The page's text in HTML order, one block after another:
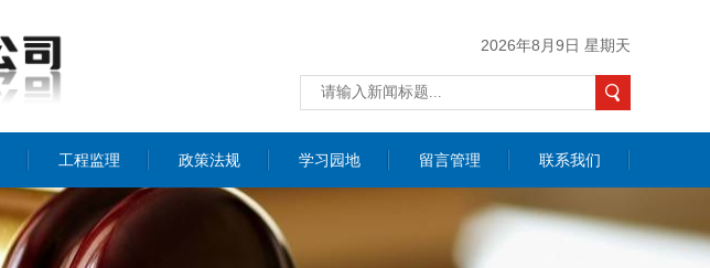
2026年8月9日 星期天
工程监理 政策法规
招投标 工程监理 造价咨询
学习园地 留言管理 联系我们
联系我们